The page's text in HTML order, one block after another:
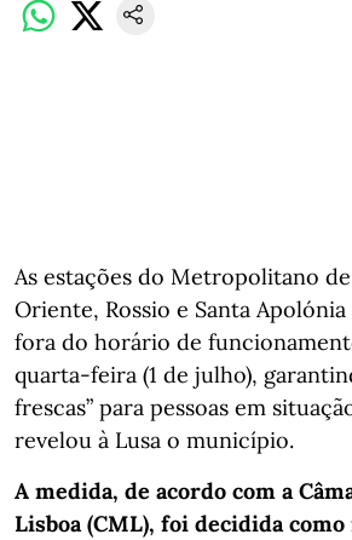
As estações do Metropolitano
Oriente, Rossio e Santa
fora do horário de
quarta-feira (1 de julho),
frescas” para pessoas em
revelou à Lusa o município.
A medida, de acordo com a
Lisboa (CML), foi decidida como